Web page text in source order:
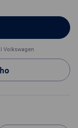
Volkswagen